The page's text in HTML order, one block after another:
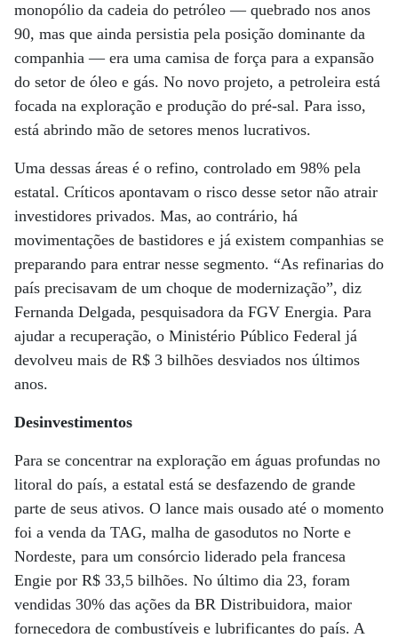
monopólio da cadeia do petróleo — quebrado nos anos
90, mas que ainda persistia pela posição dominante da
companhia — era uma camisa de força para a expansão
do setor de óleo e gás. No novo projeto, a petroleira está
focada na exploração e produção do pré-sal. Para isso,
está abrindo mão de setores menos lucrativos.
Uma dessas áreas é o refino, controlado em 98% pela
estatal. Críticos apontavam o risco desse setor não atrair
investidores privados. Mas, ao contrário, há
movimentações de bastidores e já existem companhias se
preparando para entrar nesse segmento. “As refinarias do
país precisavam de um choque de modernização”, diz
Fernanda Delgada, pesquisadora da FGV Energia. Para
ajudar a recuperação, o Ministério Público Federal já
devolveu mais de R$ 3 bilhões desviados nos últimos
anos.
Desinvestimentos
Para se concentrar na exploração em águas profundas no
litoral do país, a estatal está se desfazendo de grande
parte de seus ativos. O lance mais ousado até o momento
foi a venda da TAG, malha de gasodutos no Norte e
Nordeste, para um consórcio liderado pela francesa
Engie por R$ 33,5 bilhões. No último dia 23, foram
vendidas 30% das ações da BR Distribuidora, maior
fornecedora de combustíveis e lubrificantes do país. A